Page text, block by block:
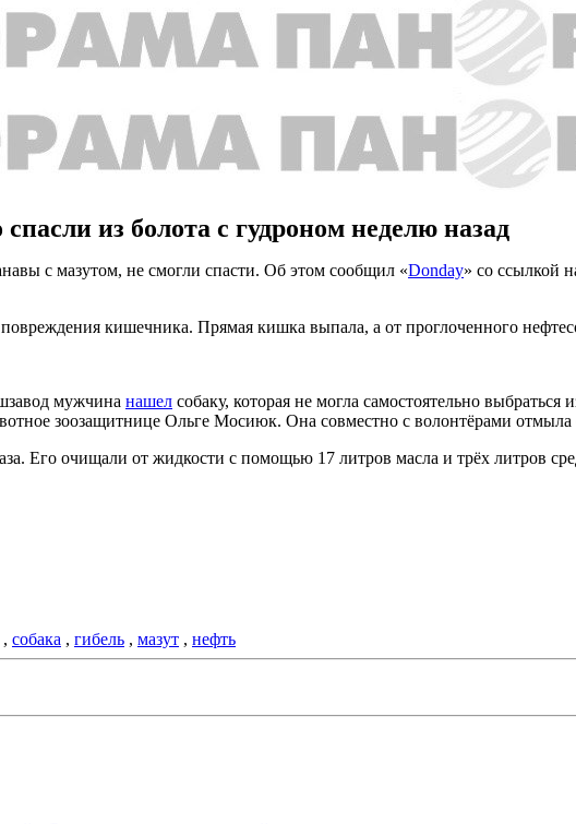
из болота с гудроном неделю назад
с мазутом, не смогли спасти. Об этом сообщил «Donday» со ссылкой
кишечника. Прямая кишка выпала, а от проглоченного
мужчина нашел собаку, которая не могла самостоятельно
зоозащитнице Ольге Мосиюк. Она совместно с волонтёрами отмыла
Его очищали от жидкости с помощью 17 литров масла и трёх литров
, собака , гибель , мазут , нефть